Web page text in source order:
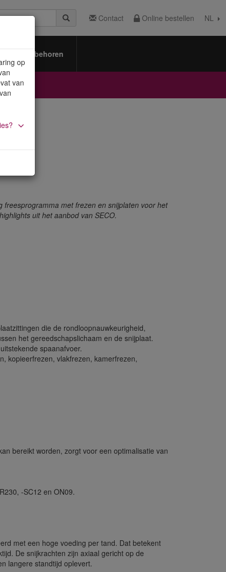
Contact Online bestellen NL
Toebehoren
op
van
met frezen en snijplaten voor het
uit het aanbod van SECO.
die de rondloopnauwkeurigheid,
het gereedschapslichaam en de snijplaat.
spaanafvoer.
kopieerfrezen, vlakfrezen, kamerfrezen,
bereikt worden, zorgt voor een optimalisatie van
-SC12 en ON09.
met een hoge voeding per tand. Dat betekent
De snijkrachten zijn axiaal gericht op de
langere standtijd oplevert.